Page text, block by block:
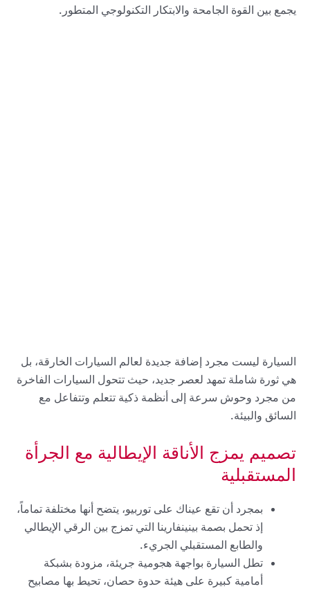
يجمع بين القوة الجامحة والابتكار التكنولوجي المتطور.
السيارة ليست مجرد إضافة جديدة لعالم السيارات الخارقة، بل
هي ثورة شاملة تمهد لعصر جديد، حيث تتحول السيارات الفاخرة
من مجرد وحوش سرعة إلى أنظمة ذكية تتعلم وتتفاعل مع
السائق والبيئة.
تصميم يمزج الأناقة الإيطالية مع الجرأة
المستقبلية
بمجرد أن تقع عيناك على توربيو، يتضح أنها مختلفة تماماً،
إذ تحمل بصمة بينينفارينا التي تمزج بين الرقي الإيطالي
والطابع المستقبلي الجريء.
تطل السيارة بواجهة هجومية جريئة، مزودة بشبكة
أمامية كبيرة على هيئة حدوة حصان، تحيط بها مصابيح